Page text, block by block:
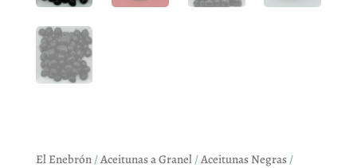
El Enebrón/Aceitunas a Granel/Aceitunas Negras/